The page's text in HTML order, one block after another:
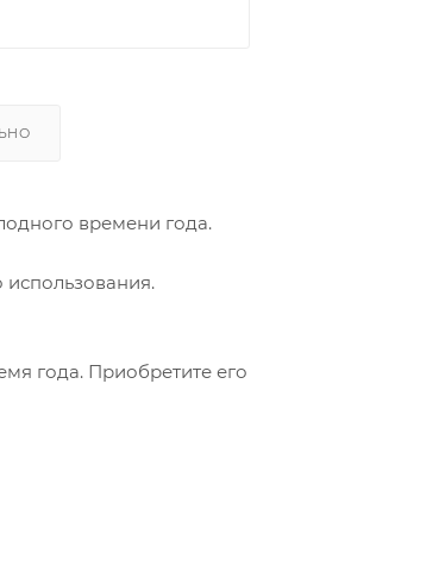
времени года.
года. Приобретите его